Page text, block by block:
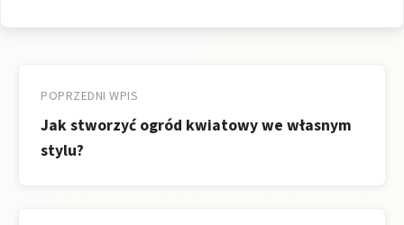
wpisu
POPRZEDNI WPIS
Jak stworzyć ogród kwiatowy we własnym
stylu?